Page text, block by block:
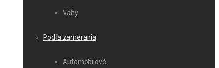
Váhy
Podľa zamerania
Automobilové